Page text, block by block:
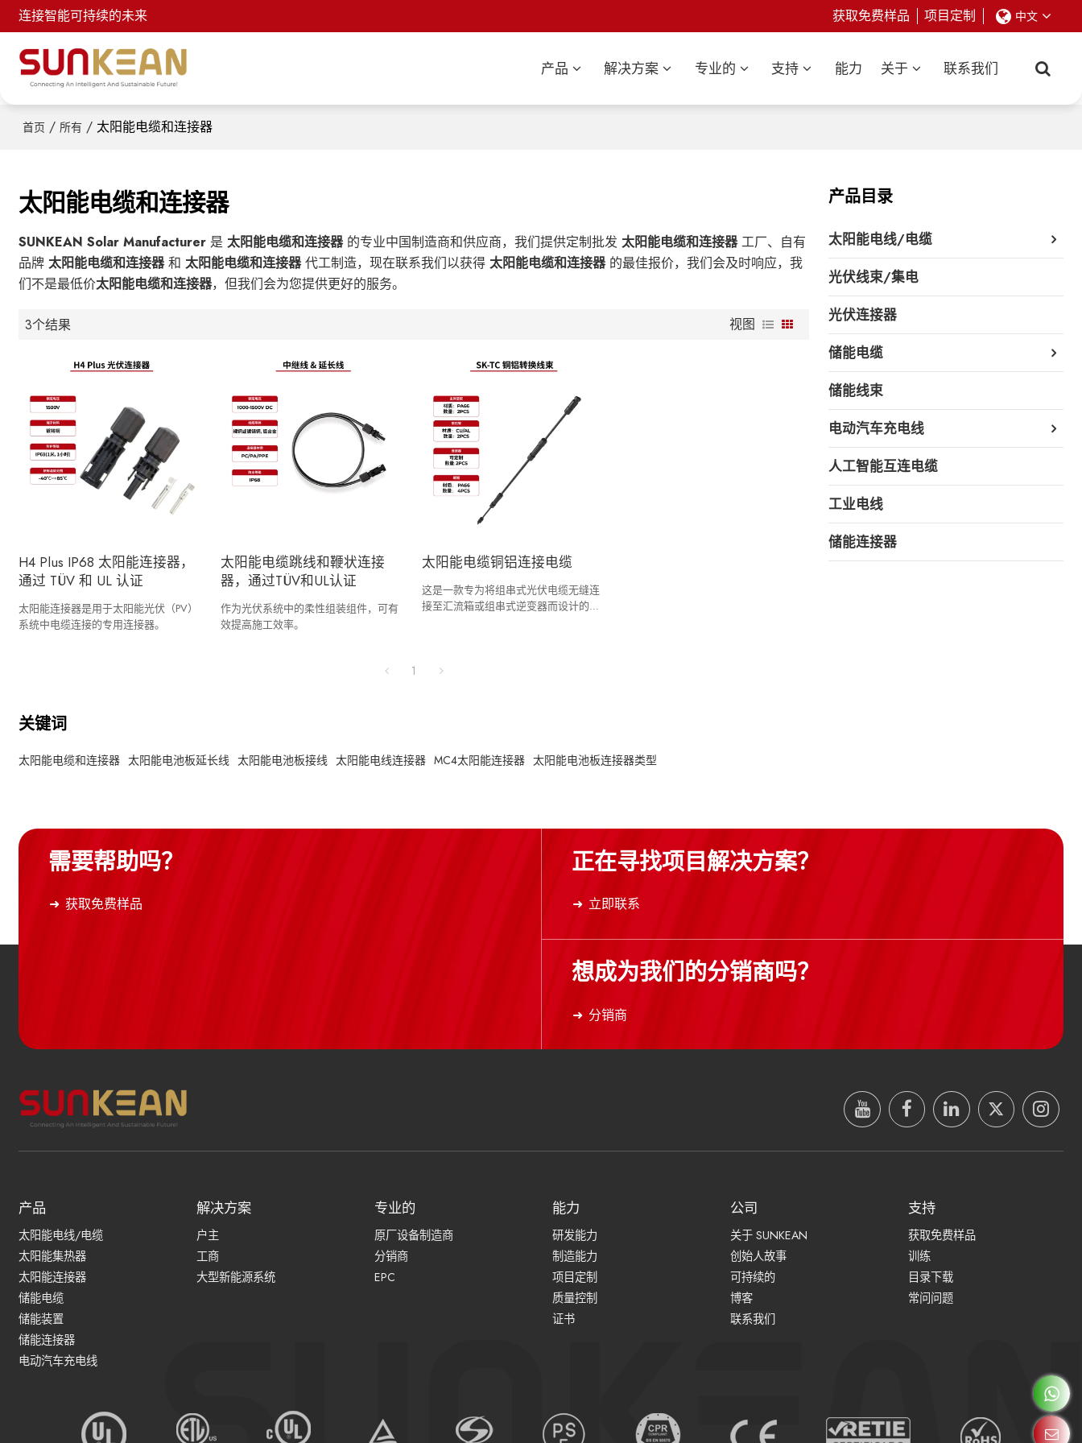
连接智能可持续的未来 获取免费样品 项目定制 中文
产品 解决方案 专业的 支持 能力 关于 联系我们
首页 / 所有 / 太阳能电缆和连接器
太阳能电缆和连接器
SUNKEAN Solar Manufacturer 是 太阳能电缆和连接器的专业中国制造商和供应商，我们提供定制批发 太阳能电缆和连接器工厂、自有
品牌 太阳能电缆和连接器和 太阳能电缆和连接器代工制造，现在联系我们以获得 太阳能电缆和连接器的最佳报价，我们会及时响应，我
们不是最低价太阳能电缆和连接器，但我们会为您提供更好的服务。
3个结果 视图
H4 Plus IP68 太阳能连接器，
通过 TÜV 和 UL 认证
太阳能连接器是用于太阳能光伏（PV）
系统中电缆连接的专用连接器。
太阳能电缆跳线和鞭状连接
器，通过TÜV和UL认证
作为光伏系统中的柔性组装组件，可有
效提高施工效率。
太阳能电缆铜铝连接电缆
这是一款专为将组串式光伏电缆无缝连
接至汇流箱或组串式逆变器而设计的卓
铝芯光伏电缆的可靠性和经济性将进一
1
关键词
太阳能电缆和连接器 太阳能电池板延长线 太阳能电池板接线 太阳能电线连接器 MC4太阳能连接器 太阳能电池板连接器类型
产品目录
太阳能电线/电缆
光伏线束/集电
光伏连接器
储能电缆
储能线束
电动汽车充电线
人工智能互连电缆
工业电线
储能连接器
需要帮助吗？
获取免费样品
正在寻找项目解决方案？
立即联系
想成为我们的分销商吗？
分销商
产品
太阳能电线/电缆
太阳能集热器
太阳能连接器
储能电缆
储能装置
储能连接器
电动汽车充电线
解决方案
户主
工商
大型新能源系统
专业的
原厂设备制造商
分销商
EPC
能力
研发能力
制造能力
项目定制
质量控制
证书
公司
关于 SUNKEAN
创始人故事
可持续的
博客
联系我们
支持
获取免费样品
训练
目录下载
常问问题